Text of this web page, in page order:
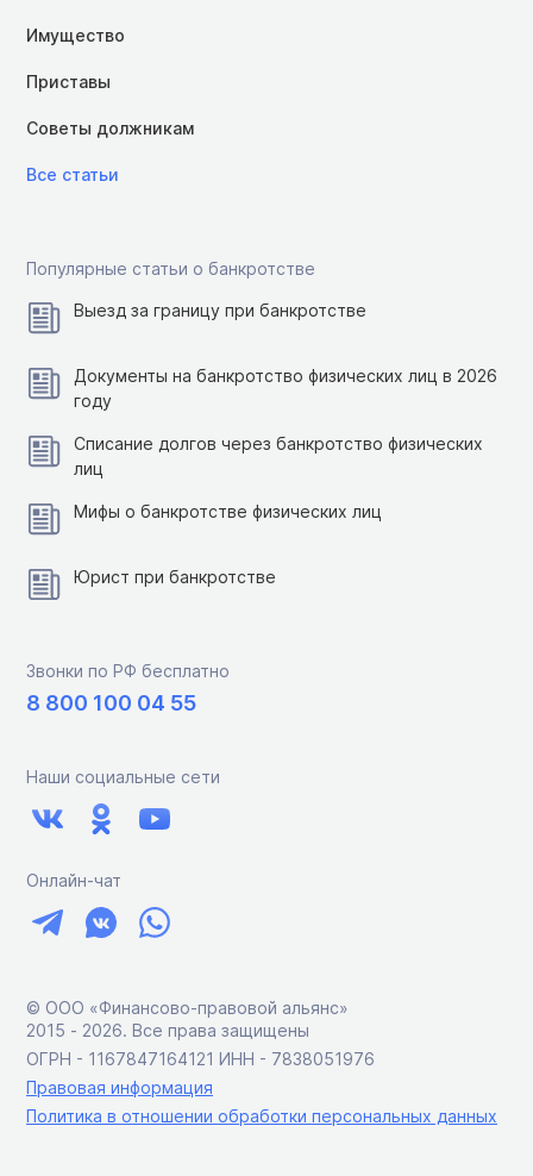
Имущество
Приставы
Советы должникам
Все статьи
Популярные статьи о банкротстве
Выезд за границу при банкротстве
Документы на банкротство физических лиц в 2026
году
Списание долгов через банкротство физических
лиц
Мифы о банкротстве физических лиц
Юрист при банкротстве
Звонки по РФ бесплатно
8 800 100 04 55
Наши социальные сети
Онлайн-чат
© ООО «Финансово-правовой альянс»
2015 ‑ 2026. Все права защищены
ОГРН - 1167847164121 ИНН - 7838051976
Правовая информация
Политика в отношении обработки персональных данных